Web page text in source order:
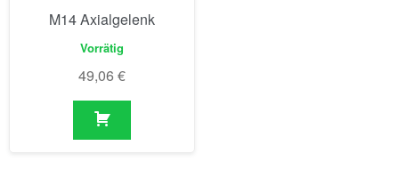
M14 Axialgelenk
Vorrätig
49,06 €